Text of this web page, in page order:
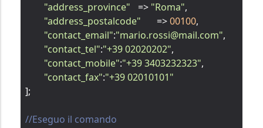
"address_province"
	=>
"Roma",
"address_postalcode"
	=>
00100,
"contact_email":"mario.rossi@mail.com",
"contact_tel":"+39 02020202",
"contact_mobile":"+39 3403232323",
"contact_fax":"+39 02010101"
];
//Eseguo il comando